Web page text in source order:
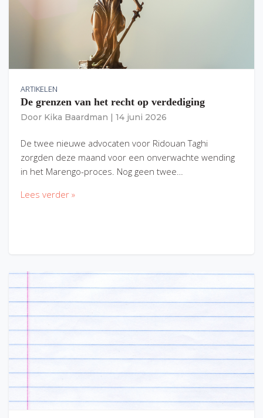
ARTIKELEN
De grenzen van het recht op verdediging
Door Kika Baardman 14 juni 2026
De twee nieuwe advocaten voor Ridouan Taghi
zorgden deze maand voor een onverwachte wending
in het Marengo-proces. Nog geen twee…
Lees verder »